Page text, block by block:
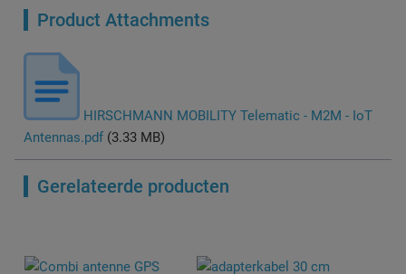
Product Attachments
HIRSCHMANN MOBILITY Telematic - M2M - IoT
Antennas.pdf (3.33 MB)
Gerelateerde producten